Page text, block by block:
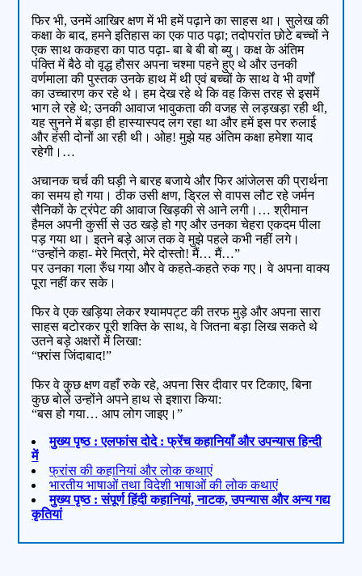
फिर भी, उनमें आखिर क्षण में भी हमें पढ़ाने का साहस था। सुलेख की
कक्षा के बाद, हमने इतिहास का एक पाठ पढ़ा; तदोपरांत छोटे बच्चों ने
एक साथ ककहरा का पाठ पढ़ा- बा बे बी बो ब्यु। कक्ष के अंतिम
पंक्ति में बैठे वो वृद्ध हौसर अपना चश्मा पहने हुए थे और उनकी
वर्णमाला की पुस्तक उनके हाथ में थी एवं बच्चों के साथ वे भी वर्णों
का उच्चारण कर रहे थे। हम देख रहे थे कि वह किस तरह से इसमें
भाग ले रहे थे; उनकी आवाज भावुकता की वजह से लड़खड़ा रही थी,
यह सुनने में बड़ा ही हास्यास्पद लग रहा था और हमें इस पर रुलाई
और हंसी दोनों आ रही थी। ओह! मुझे यह अंतिम कक्षा हमेशा याद
रहेगी।…
अचानक चर्च की घड़ी ने बारह बजाये और फिर आंजेलस की प्रार्थना
का समय हो गया। ठीक उसी क्षण, ड्रिल से वापस लौट रहे जर्मन
सैनिकों के ट्रंपेट की आवाज खिड़की से आने लगी।… श्रीमान
हैमल अपनी कुर्सी से उठ खड़े हो गए और उनका चेहरा एकदम पीला
पड़ गया था। इतने बड़े आज तक वे मुझे पहले कभी नहीं लगे।
“उन्होंने कहा- मेरे मित्रो, मेरे दोस्तो! मैं… मैं…”
पर उनका गला रुँध गया और वे कहते-कहते रुक गए। वे अपना वाक्य
पूरा नहीं कर सके।
फिर वे एक खड़िया लेकर श्यामपट्ट की तरफ मुड़े और अपना सारा
साहस बटोरकर पूरी शक्ति के साथ, वे जितना बड़ा लिख सकते थे
उतने बड़े अक्षरों में लिखा:
“फ़्रांस जिंदाबाद!”
फिर वे कुछ क्षण वहाँ रुके रहे, अपना सिर दीवार पर टिकाए, बिना
कुछ बोले उन्होंने अपने हाथ से इशारा किया:
“बस हो गया… आप लोग जाइए।”
मुख्य पृष्ठ : एलफांस दोदे : फ्रेंच कहानियाँ और उपन्यास हिन्दी
में
फ्रांस की कहानियां और लोक कथाएं
भारतीय भाषाओं तथा विदेशी भाषाओं की लोक कथाएं
मुख्य पृष्ठ : संपूर्ण हिंदी कहानियां, नाटक, उपन्यास और अन्य गद्य
कृतियां